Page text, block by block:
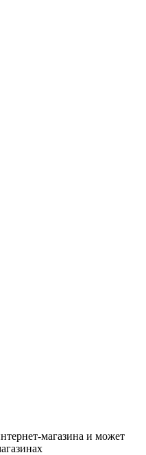
магазина и может